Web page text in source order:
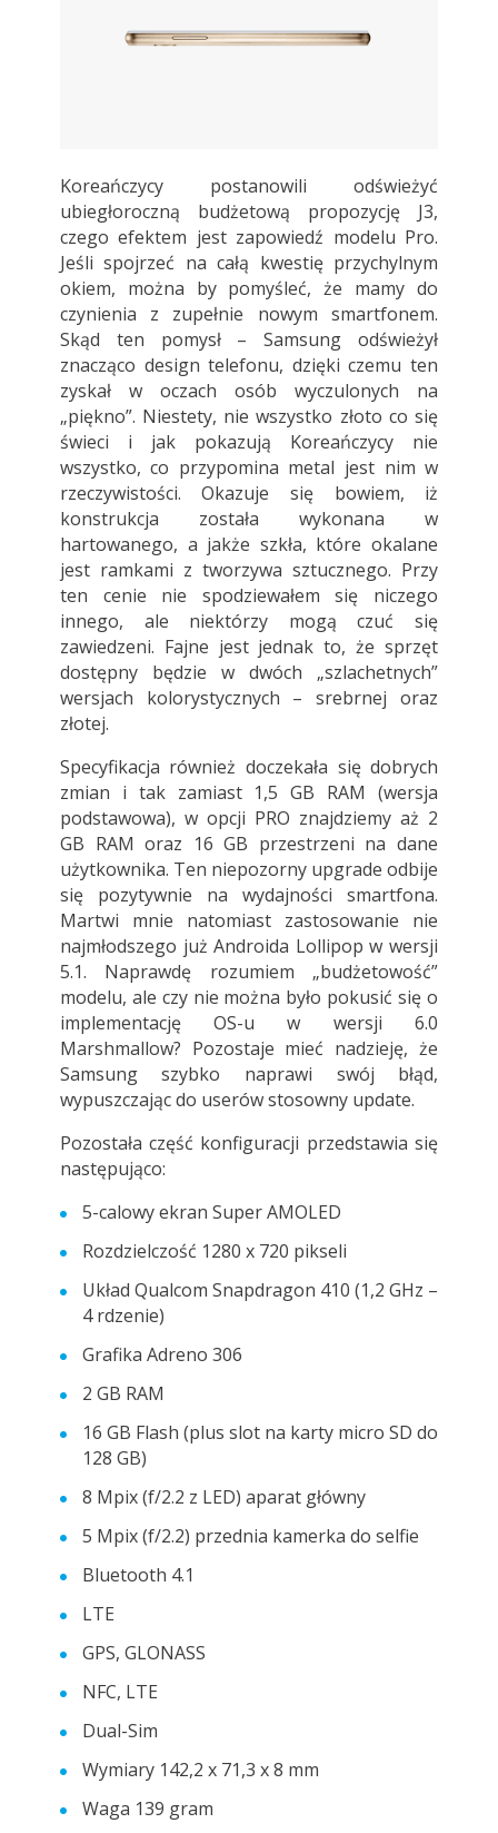
Koreańczycy postanowili odświeżyć
ubiegłoroczną budżetową propozycję J3,
czego efektem jest zapowiedź modelu Pro.
Jeśli spojrzeć na całą kwestię przychylnym
okiem, można by pomyśleć, że mamy do
czynienia z zupełnie nowym smartfonem.
Skąd ten pomysł – Samsung odświeżył
znacząco design telefonu, dzięki czemu ten
zyskał w oczach osób wyczulonych na
„piękno”. Niestety, nie wszystko złoto co się
świeci i jak pokazują Koreańczycy nie
wszystko, co przypomina metal jest nim w
rzeczywistości. Okazuje się bowiem, iż
konstrukcja została wykonana w
hartowanego, a jakże szkła, które okalane
jest ramkami z tworzywa sztucznego. Przy
ten cenie nie spodziewałem się niczego
innego, ale niektórzy mogą czuć się
zawiedzeni. Fajne jest jednak to, że sprzęt
dostępny będzie w dwóch „szlachetnych”
wersjach kolorystycznych – srebrnej oraz
złotej.
Specyfikacja również doczekała się dobrych
zmian i tak zamiast 1,5 GB RAM (wersja
podstawowa), w opcji PRO znajdziemy aż 2
GB RAM oraz 16 GB przestrzeni na dane
użytkownika. Ten niepozorny upgrade odbije
się pozytywnie na wydajności smartfona.
Martwi mnie natomiast zastosowanie nie
najmłodszego już Androida Lollipop w wersji
5.1. Naprawdę rozumiem „budżetowość”
modelu, ale czy nie można było pokusić się o
implementację OS-u w wersji 6.0
Marshmallow? Pozostaje mieć nadzieję, że
Samsung szybko naprawi swój błąd,
wypuszczając do userów stosowny update.
Pozostała część konfiguracji przedstawia się
następująco:
5-calowy ekran Super AMOLED
Rozdzielczość 1280 x 720 pikseli
Układ Qualcom Snapdragon 410 (1,2 GHz –
4 rdzenie)
Grafika Adreno 306
2 GB RAM
16 GB Flash (plus slot na karty micro SD do
128 GB)
8 Mpix (f/2.2 z LED) aparat główny
5 Mpix (f/2.2) przednia kamerka do selfie
Bluetooth 4.1
LTE
GPS, GLONASS
NFC, LTE
Dual-Sim
Wymiary 142,2 x 71,3 x 8 mm
Waga 139 gram